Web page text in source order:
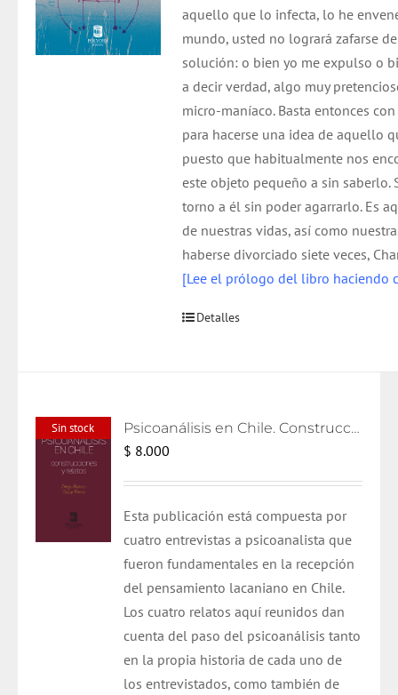
aquello que lo infecta, lo he
mundo, usted no logrará zafarse
solución: o bien yo me expulso o
a decir verdad, algo muy
micro-maníaco. Basta entonces
para hacerse una idea de aquello
puesto que habitualmente nos
este objeto pequeño a sin saberlo.
torno a él sin poder agarrarlo. Es
de nuestras vidas, así como
haberse divorciado siete veces,
[Lee el prólogo del libro haciendo
Detalles
Sin stock Psicoanálisis en Chile. Construcciones y relatos
$ 8.000
Esta publicación está compuesta por
cuatro entrevistas a psicoanalista que
fueron fundamentales en la recepción
del pensamiento lacaniano en Chile.
Los cuatro relatos aquí reunidos dan
cuenta del paso del psicoanálisis tanto
en la propia historia de cada uno de
los entrevistados, como también de